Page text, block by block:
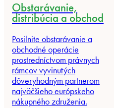
Obstarávanie,
distribúcia a obchod
Posilnite obstarávanie a
obchodné operácie
prostredníctvom právnych
rámcov vyvinutých
dôveryhodným partnerom
najväčšieho európskeho
nákupného združenia.